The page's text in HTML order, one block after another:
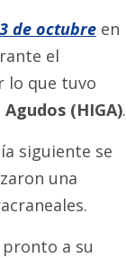
de octubreen
el
lo que tuvo
(HIGA).
siguiente se
una
a su